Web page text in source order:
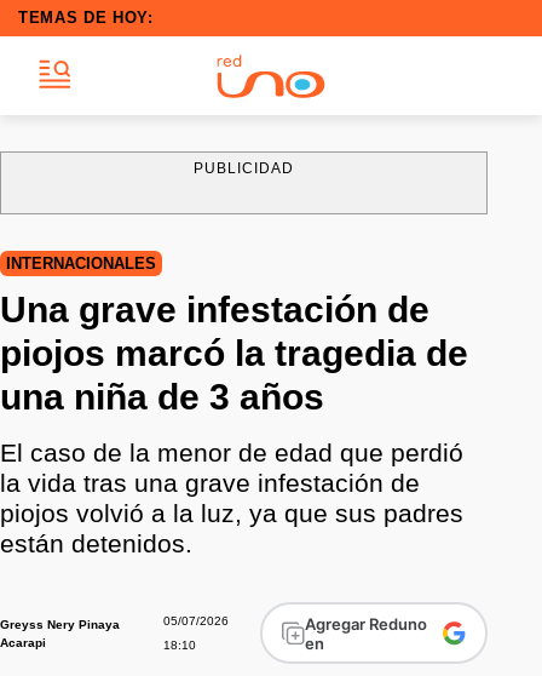
TEMAS DE HOY:
PUBLICIDAD
INTERNACIONALES
Una grave infestación de
piojos marcó la tragedia de
una niña de 3 años
El caso de la menor de edad que perdió
la vida tras una grave infestación de
piojos volvió a la luz, ya que sus padres
están detenidos.
Greyss Nery Pinaya
Acarapi
05/07/2026
18:10
Agregar Reduno
en